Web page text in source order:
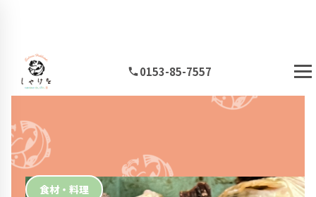
0153-85-7557
食材・料理